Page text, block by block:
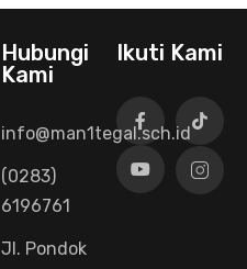
Hubungi
Kami
info@man1tegal.sch.id
(0283)
6196761
Jl. Pondok
Ikuti Kami